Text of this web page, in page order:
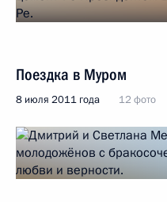
Поездка в Муром
8 июля 2011 года 12 фото